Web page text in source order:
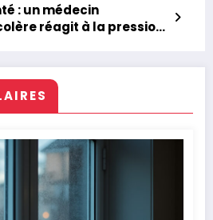
: un médecin
réagit à la pression